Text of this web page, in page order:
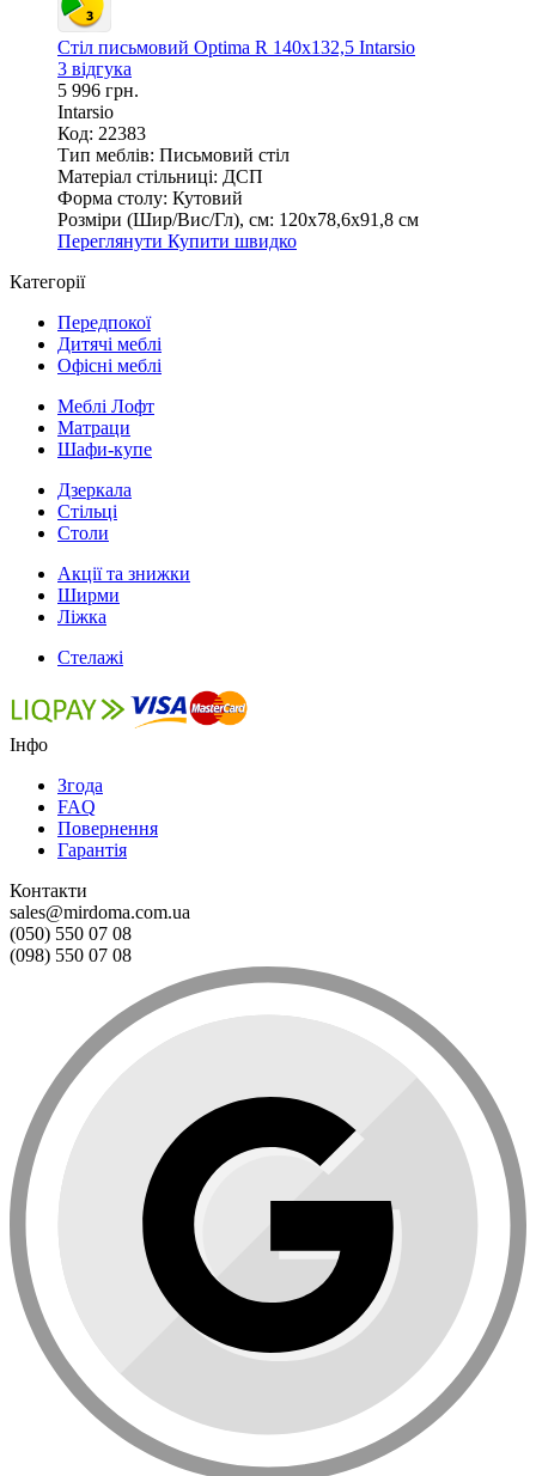
Стіл письмовий Optima R 140х132,5 Intarsio
3 відгука
5 996 грн.
Intarsio
Код: 22383
Тип меблів: Письмовий стіл
Матеріал стільниці: ДСП
Форма столу: Кутовий
Розміри (Шир/Вис/Гл), см: 120х78,6х91,8 см
Переглянути Купити швидко
Категорії
Передпокої
Дитячі меблі
Офісні меблі
Меблі Лофт
Матраци
Шафи-купе
Дзеркала
Стільці
Столи
Акції та знижки
Ширми
Ліжка
Стелажі
Інфо
Згода
FAQ
Повернення
Гарантія
Контакти
sales@mirdoma.com.ua
(050) 550 07 08
(098) 550 07 08